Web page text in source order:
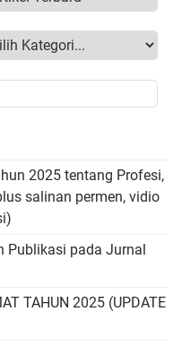
2025 tentang Profesi,
salinan permen, vidio
Publikasi pada Jurnal
TAHUN 2025 (UPDATE